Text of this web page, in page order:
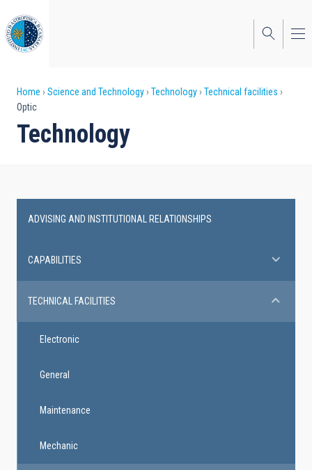
to
main
content
Breadcrumb
Home Science and Technology Technology
Technical facilities
Optic
Technology
facilities
ADVISING AND INSTITUTIONAL RELATIONSHIPS
CAPABILITIES
TECHNICAL FACILITIES
Electronic
General
Maintenance
Mechanic